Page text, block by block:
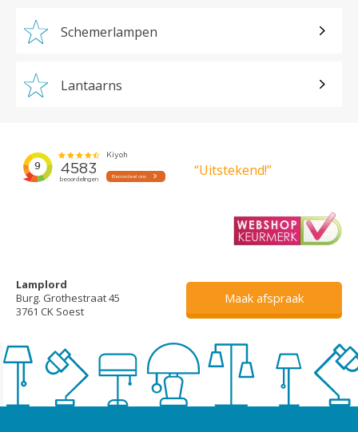
Schemerlampen
Lantaarns
“Uitstekend!”
Lamplord
Burg. Grothestraat 45
3761 CK Soest
Maak afspraak